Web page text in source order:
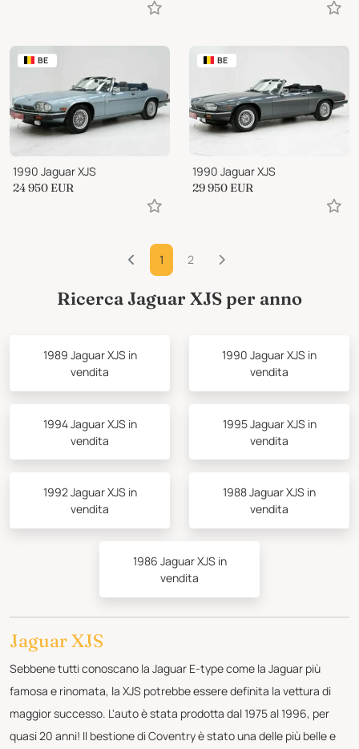
BE
1990 Jaguar XJS
24 950 EUR
BE
1990 Jaguar XJS
29 950 EUR
1 2
Ricerca Jaguar XJS per anno
1989 Jaguar XJS in
vendita
1990 Jaguar XJS in
vendita
1994 Jaguar XJS in
vendita
1995 Jaguar XJS in
vendita
1992 Jaguar XJS in
vendita
1988 Jaguar XJS in
vendita
1986 Jaguar XJS in
vendita
Jaguar XJS
Sebbene tutti conoscano la Jaguar E-type come la Jaguar più
famosa e rinomata, la XJS potrebbe essere definita la vettura di
maggior successo. L'auto è stata prodotta dal 1975 al 1996, per
quasi 20 anni! Il bestione di Coventry è stato una delle più belle e